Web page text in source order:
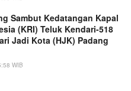
Sambut Kedatangan Kapal
(KRI) Teluk Kendari-518
Jadi Kota (HJK) Padang
WIB